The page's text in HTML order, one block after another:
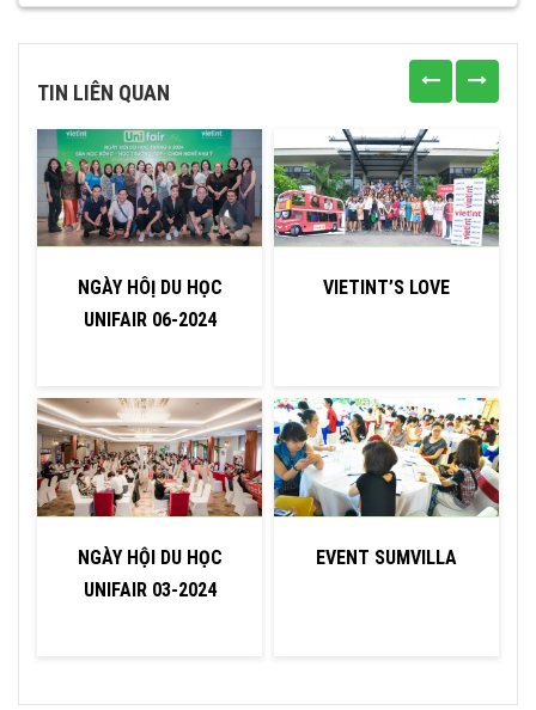
TIN LIÊN QUAN
NGÀY HÔỊ DU HỌC
UNIFAIR 06-2024
NGÀY HỘI DU HỌC
UNIFAIR 03-2024
VIETINT’S LOVE
EVENT SUMVILLA